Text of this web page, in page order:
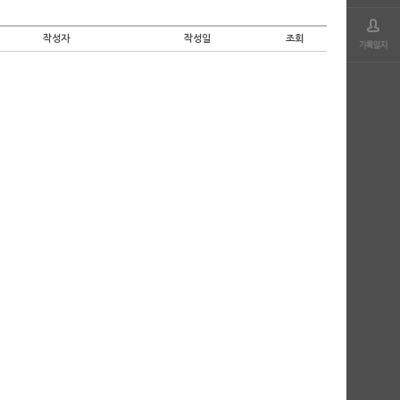
작성자 작성일 조회